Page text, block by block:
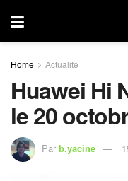
Home Actualité
Huawei Hi
le 20
Par b.yacine